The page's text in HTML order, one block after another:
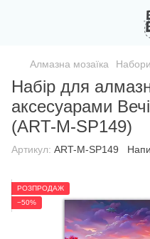
Алмазна мозаїка
Набір для
аксесуарами
(ART-M-SP149)
Артикул: ART-M-SP149
РОЗПРОДАЖ
−50%